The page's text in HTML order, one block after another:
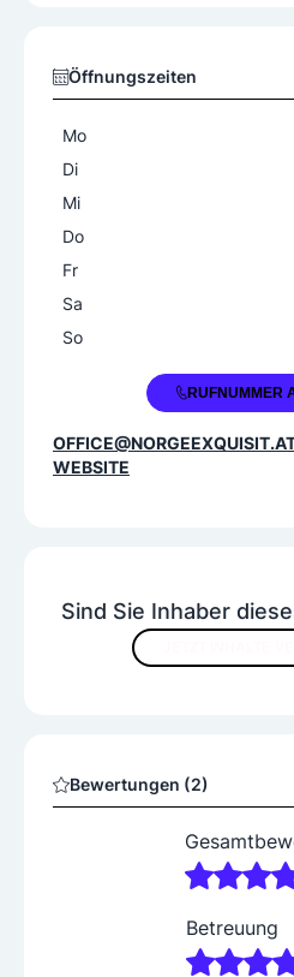
Sind Sie Inhaber
Bewertungen (2)
Betreuung
Öffnungszeiten
Mo
Di
Mi
Do
Fr
Sa
So
+43 662 434208RUFNUMMER
WEBSITE